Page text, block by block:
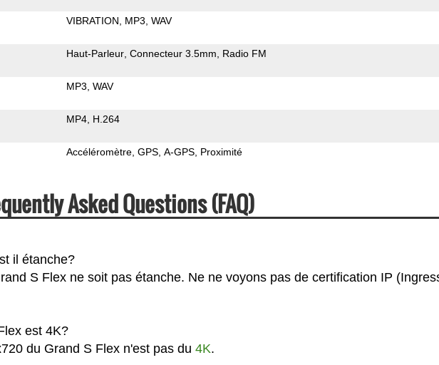
VIBRATION MP3 WAV
Haut-Parleur Connecteur 3.5mm Radio FM
MP3 WAV
MP4 H.264
Accéléromètre GPS A-GPS Proximité
Asked Questions (FAQ)
il étanche?
S Flex ne soit pas étanche. Ne ne voyons pas de certification IP
est 4K?
du Grand S Flex n'est pas du 4K.